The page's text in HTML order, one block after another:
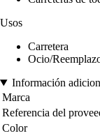
Usos
Carretera
Ocio/
Información
Marca
Referencia del
Color